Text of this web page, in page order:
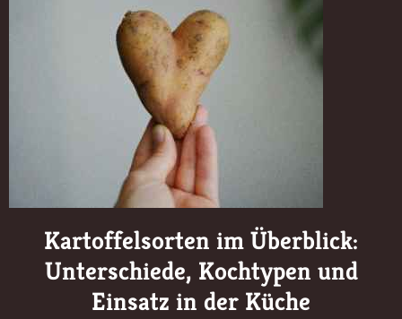
Kartoffelsorten im Überblick:
Unterschiede, Kochtypen und
Einsatz in der Küche